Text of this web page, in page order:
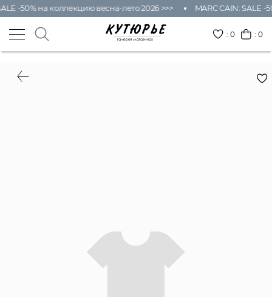
-50% на коллекцию весна-лето 2026 >>> MARC CAIN: SALE -
:0 : 0